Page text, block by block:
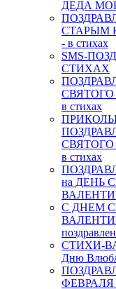
ДЕДА
СТАРЫМ
- в стихах
SMS-
СТИХАХ
в стихах
в стихах
на ДЕНЬ
С ДНЕМ
СТИХИ-
Дню